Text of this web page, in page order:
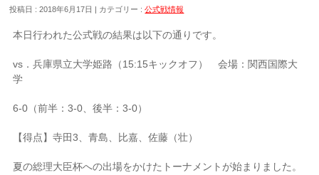
投稿日 : 2018年6月17日 | カテゴリー :公式戦情報
本日行われた公式戦の結果は以下の通りです。
vs．兵庫県立大学姫路（15:15キックオフ） 会場：関西国際大
学
6-0（前半：3-0、後半：3-0）
【得点】寺田3、青島、比嘉、佐藤（壮）
夏の総理大臣杯への出場をかけたトーナメントが始まりました。